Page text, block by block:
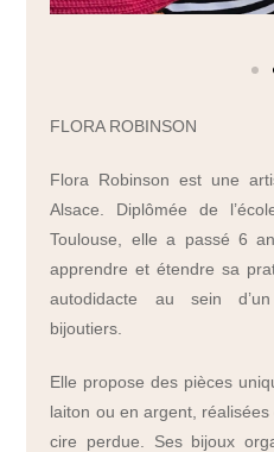
FLORA ROBINSON
Flora Robinson est une
Alsace. Diplômée de
Toulouse, elle a passé 6
apprendre et étendre sa
autodidacte au sein
bijoutiers.
Elle propose des pièces
laiton ou en argent,
cire perdue. Ses bijoux